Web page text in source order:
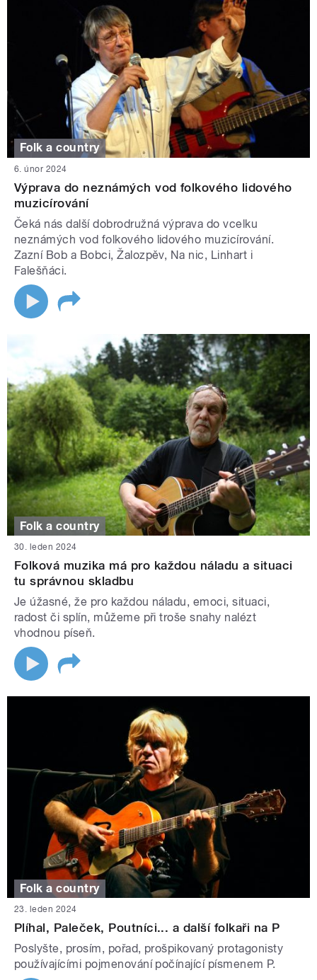
Folk a country
6. únor 2024
Výprava do neznámých vod folkového lidového
muzicírování
Čeká nás další dobrodružná výprava do vcelku
neznámých vod folkového lidového muzicírování.
Zazní Bob a Bobci, Žalozpěv, Na nic, Linhart i
Falešňáci.
Folk a country
30. leden 2024
Folková muzika má pro každou náladu a situaci
tu správnou skladbu
Je úžasné, že pro každou náladu, emoci, situaci,
radost či splín, můžeme při troše snahy nalézt
vhodnou píseň.
Folk a country
23. leden 2024
Plíhal, Paleček, Poutníci... a další folkaři na P
Poslyšte, prosím, pořad, prošpikovaný protagonisty
používajícími pojmenování počínající písmenem P.